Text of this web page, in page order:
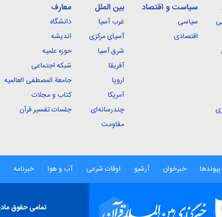
سیاست و اقتصاد
سیاسی
اقتصادی
بین الملل
غرب آسیا
آسیای مرکزی
شرق آسیا
آفریقا
اروپا
آمریکا
چندرسانه‌ای
مقاومت
معارف
دانشگاه
اندیشه
حوزه علمیه
شبکه اجتماعی
جامعة المصطفی العالمیه
کتاب و مجلات
جلسات تفسیر قرآن
پیوندها خبرخوان آرشیو اوقات شرعی آب و هوا خبرنامه
تمامی حقوق